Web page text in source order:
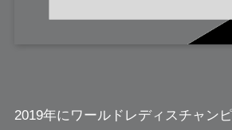
2019年にワールドレディスチャン